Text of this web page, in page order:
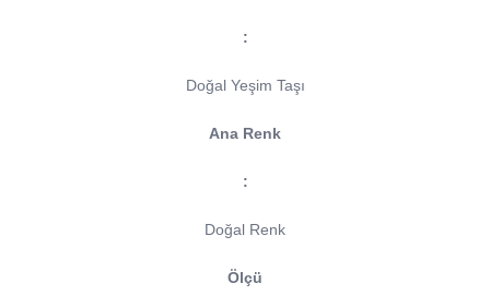
:
Doğal Yeşim Taşı
Ana Renk
:
Doğal Renk
Ölçü